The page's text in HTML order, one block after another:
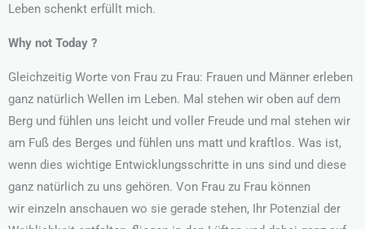
Leben schenkt erfüllt mich.
Why not Today ?
Gleichzeitig Worte von Frau zu Frau: Frauen und Männer erleben
ganz natürlich Wellen im Leben. Mal stehen wir oben auf dem
Berg und fühlen uns leicht und voller Freude und mal stehen wir
am Fuß des Berges und fühlen uns matt und kraftlos. Was ist,
wenn dies wichtige Entwicklungsschritte in uns sind und diese
ganz natürlich zu uns gehören. Von Frau zu Frau können
wir einzeln anschauen wo sie gerade stehen, Ihr Potenzial der